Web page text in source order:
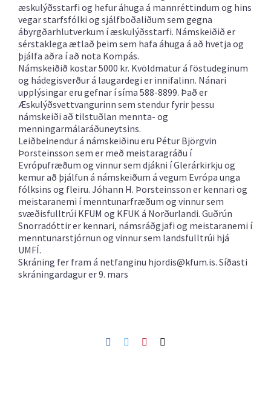
æskulýðsstarfi og hefur áhuga á mannréttindum og hins
vegar starfsfólki og sjálfboðaliðum sem gegna
ábyrgðarhlutverkum í æskulýðsstarfi. Námskeiðið er
sérstaklega ætlað þeim sem hafa áhuga á að hvetja og
þjálfa aðra í að nota Kompás.
Námskeiðið kostar 5000 kr. Kvöldmatur á föstudeginum
og hádegisverður á laugardegi er innifalinn. Nánari
upplýsingar eru gefnar í síma 588-8899. Það er
Æskulýðsvettvangurinn sem stendur fyrir þessu
námskeiði að tilstuðlan mennta- og
menningarmálaráðuneytsins.
Leiðbeinendur á námskeiðinu eru Pétur Björgvin
Þorsteinsson sem er með meistaragráðu í
Evrópufræðum og vinnur sem djákni í Glerárkirkju og
kemur að þjálfun á námskeiðum á vegum Evrópa unga
fólksins og fleiru. Jóhann H. Þorsteinsson er kennari og
meistaranemi í menntunarfræðum og vinnur sem
svæðisfulltrúi KFUM og KFUK á Norðurlandi. Guðrún
Snorradóttir er kennari, námsráðgjafi og meistaranemi í
menntunarstjórnun og vinnur sem landsfulltrúi hjá
UMFÍ.
Skráning fer fram á netfanginu hjordis@kfum.is. Síðasti
skráningardagur er 9. mars
Facebook
TwitterPinterest